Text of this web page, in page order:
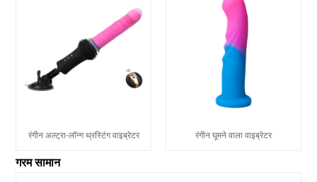
रंगीन अल्ट्रा-लॉन्ग थ्रस्टिंग वाइब्रेटर रंगीन घूमने वाला वाइब्रेटर
गरम सामान